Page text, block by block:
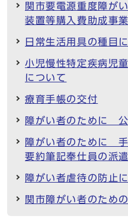
関市要電源重度障が
装置等購入費助成事業
日常生活用具の種目
小児慢性特定疾病児
について
療育手帳の交付
障がい者のために 公
障がい者のために 手
要約筆記奉仕員の派遣
障がい者虐待の防止
関市障がい者のため